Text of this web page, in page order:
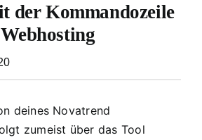
der Kommandozeile
deines Novatrend
zumeist über das Tool